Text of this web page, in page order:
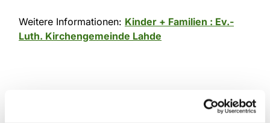
Weitere Informationen: Kinder + Familien : Ev.-
Luth. Kirchengemeinde Lahde